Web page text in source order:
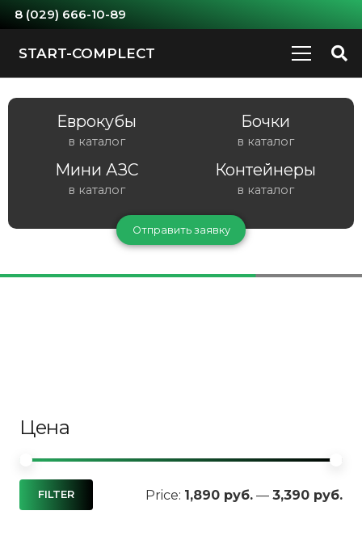
8 (029) 666-10-89
START-COMPLECT
Еврокубы
в каталог
Бочки
в каталог
Мини АЗС
в каталог
Контейнеры
в каталог
Отправить заявку
Цена
FILTER Price: 1,890 руб. — 3,390 руб.